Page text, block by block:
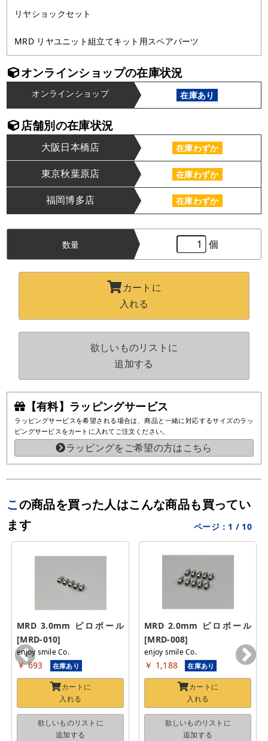
リヤショックセット
MRD リヤユニット組立てキット用スペアパーツ
オンラインショップの在庫状況
オンラインショップ 在庫あり
店舗別の在庫状況
大阪日本橋店 在庫わずか
東京秋葉原店 在庫わずか
福岡博多店 在庫わずか
【有料】ラッピングサービス
ラッピングサービスを希望される場合は、商品と一緒に対応するサイズのラッ
ピングサービスをカートに入れてご注文ください。
ラッピングをご希望の方はこちら
数量 個
カートに
入れる
欲しいものリストに
追加する
この商品を買った人はこんな商品も買ってい
ます
ページ： 1 / 10
MRD 3.0mm ピロボール
[MRD-010]
enjoy smile Co.
￥ 693 在庫あり
カートに
入れる
欲しいものリストに
追加する
MRD 2.0mm ピロボール
[MRD-008]
enjoy smile Co.
￥ 1,188 在庫あり
カートに
入れる
欲しいものリストに
追加する